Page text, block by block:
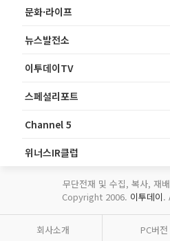
문화·라이프
뉴스발전소
이투데이TV
스페셜리포트
Channel 5
위너스IR클럽
무단전재 및 수집, 복사, 재
Copyright 2006. 이투데이.
회사소개 PC버전